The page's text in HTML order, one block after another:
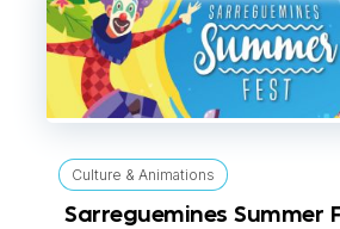
Culture & Animations
Sarreguemines Summer